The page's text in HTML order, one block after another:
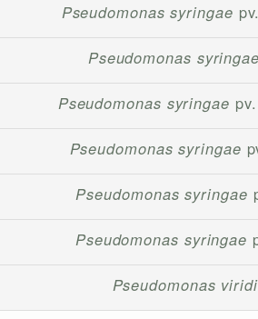
Pseudomonas syringae
Pseudomonas syringae
Pseudomonas syringae
Pseudomonas syringae
Pseudomonas syringae
Pseudomonas syringae
Pseudomonas